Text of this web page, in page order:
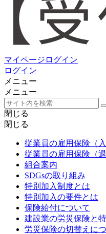
マイページログイン
ログイン
メニュー
メニュー
閉じる
閉じる
従業員の雇用保険（入
従業員の雇用保険（退
組合案内
SDGsの取り組み
特別加入制度とは
特別加入の要件とは
保険給付について
建設業の労災保険と
労災保険の切替えに